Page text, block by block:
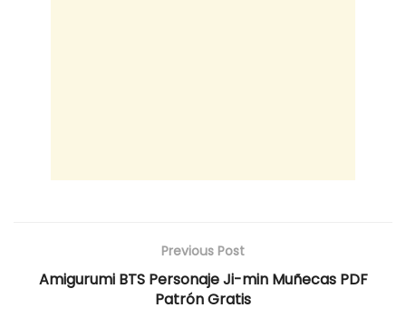
Previous Post
Amigurumi BTS Personaje Ji-min Muñecas PDF
Patrón Gratis